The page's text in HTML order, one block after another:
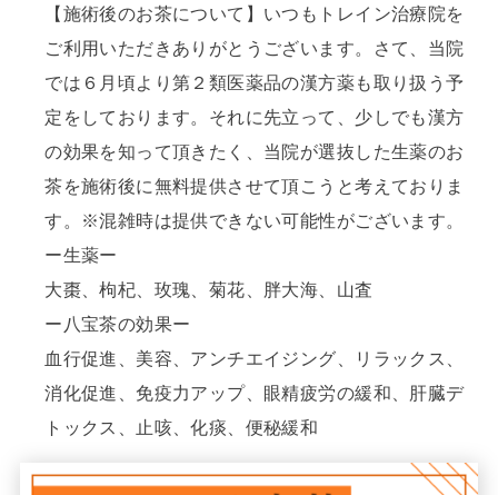
【施術後のお茶について】いつもトレイン治療院を
ご利用いただきありがとうございます。さて、当院
では６月頃より第２類医薬品の漢方薬も取り扱う予
定をしております。それに先立って、少しでも漢方
の効果を知って頂きたく、当院が選抜した生薬のお
茶を施術後に無料提供させて頂こうと考えておりま
す。※混雑時は提供できない可能性がございます。
ー生薬ー
大棗、枸杞、玫瑰、菊花、胖大海、山査
ー八宝茶の効果ー
血行促進、美容、アンチエイジング、リラックス、
消化促進、免疫力アップ、眼精疲労の緩和、肝臓デ
トックス、止咳、化痰、便秘緩和